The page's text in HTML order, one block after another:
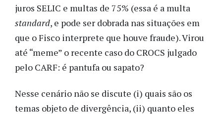
juros SELIC e multas de 75% (essa é a multa
standard, e pode ser dobrada nas situações em
que o Fisco interprete que houve fraude). Virou
até “meme” o recente caso do CROCS julgado
pelo CARF: é pantufa ou sapato?
Nesse cenário não se discute (i) quais são os
temas objeto de divergência, (ii) quanto eles